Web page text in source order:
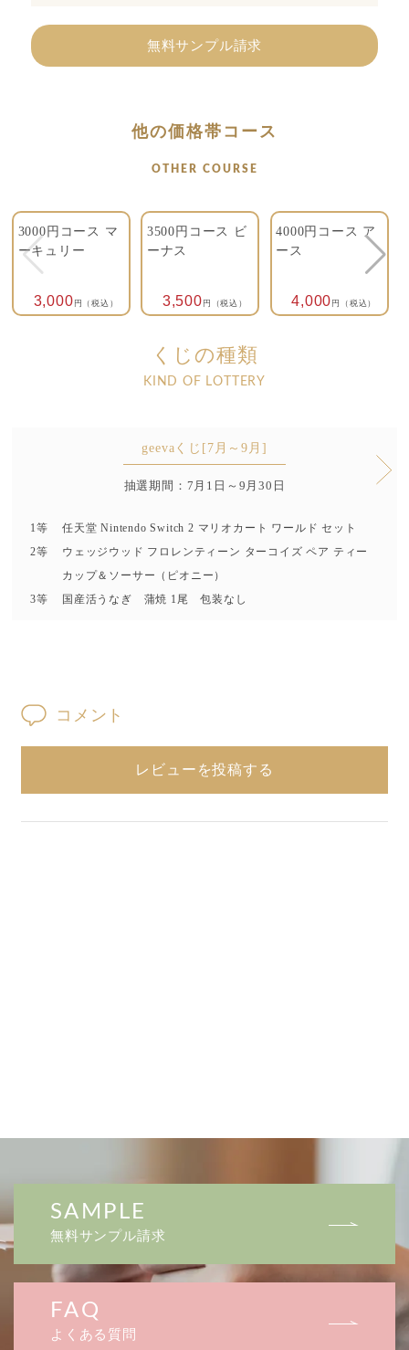
無料サンプル請求
他の価格帯コース
OTHER COURSE
3000円コース マ
ーキュリー
3,000 円（税込）
3500円コース ビ
ーナス
3,500 円（税込）
4000円コース ア
ース
4,000 円（税込）
くじの種類
KIND OF LOTTERY
geevaくじ[7月～9月]
抽選期間：7月1日～9月30日
1等
任天堂 Nintendo Switch 2 マリオカート ワールド セット
2等
ウェッジウッド フロレンティーン ターコイズ ペア ティー
カップ＆ソーサー（ピオニー）
3等
国産活うなぎ 蒲焼 1尾 包装なし
コメント
レビューを投稿する
SAMPLE
無料サンプル請求
FAQ
よくある質問